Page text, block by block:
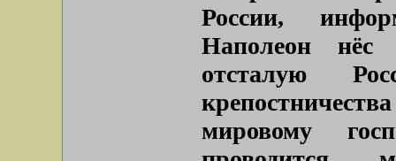
России,
Наполеон нёс
отсталую
мировому